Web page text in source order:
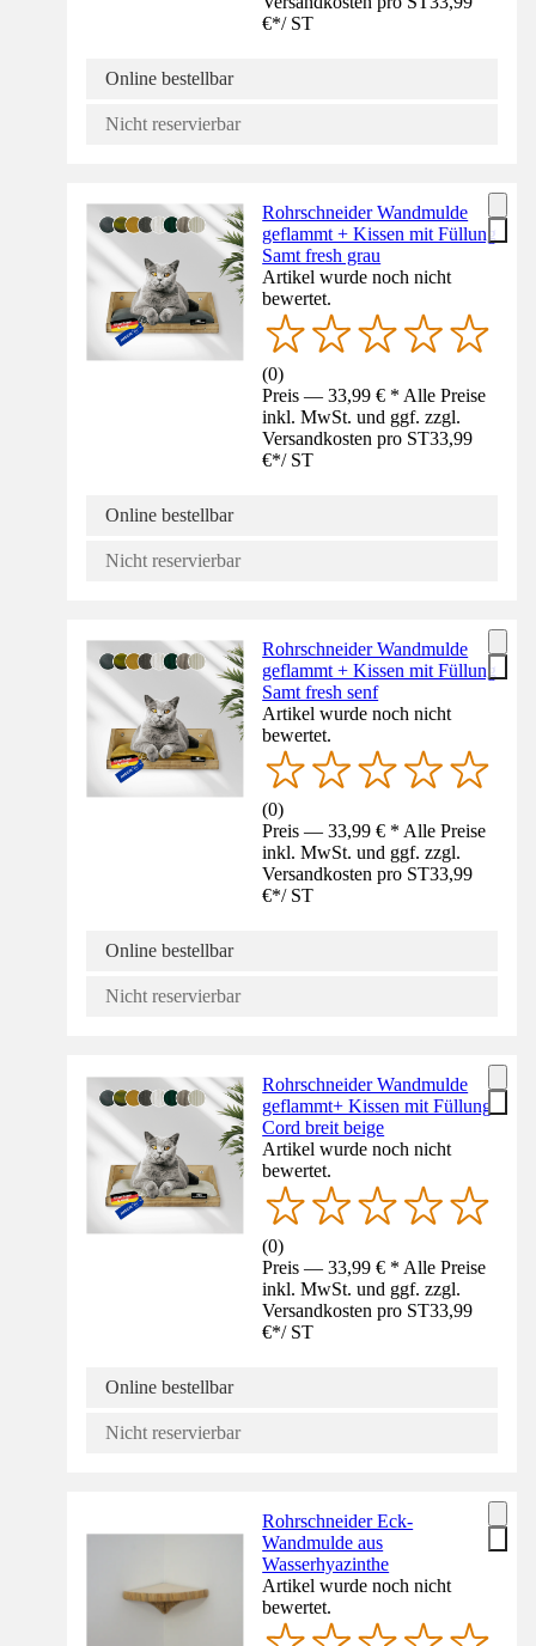
€*/ ST
Online bestellbar
Nicht reservierbar
Rohrschneider Wandmulde
geflammt + Kissen mit Füllung
Samt fresh grau
Artikel wurde noch nicht
bewertet.
(0)
Preis — 33,99 € * Alle Preise
inkl. MwSt. und ggf. zzgl.
Versandkosten pro ST33,99
€*/ ST
Online bestellbar
Nicht reservierbar
Rohrschneider Wandmulde
geflammt + Kissen mit Füllung
Samt fresh senf
Artikel wurde noch nicht
bewertet.
(0)
Preis — 33,99 € * Alle Preise
inkl. MwSt. und ggf. zzgl.
Versandkosten pro ST33,99
€*/ ST
Online bestellbar
Nicht reservierbar
Rohrschneider Wandmulde
geflammt+ Kissen mit Füllung
Cord breit beige
Artikel wurde noch nicht
bewertet.
(0)
Preis — 33,99 € * Alle Preise
inkl. MwSt. und ggf. zzgl.
Versandkosten pro ST33,99
€*/ ST
Online bestellbar
Nicht reservierbar
Rohrschneider Eck-
Wandmulde aus
Wasserhyazinthe
Artikel wurde noch nicht
bewertet.